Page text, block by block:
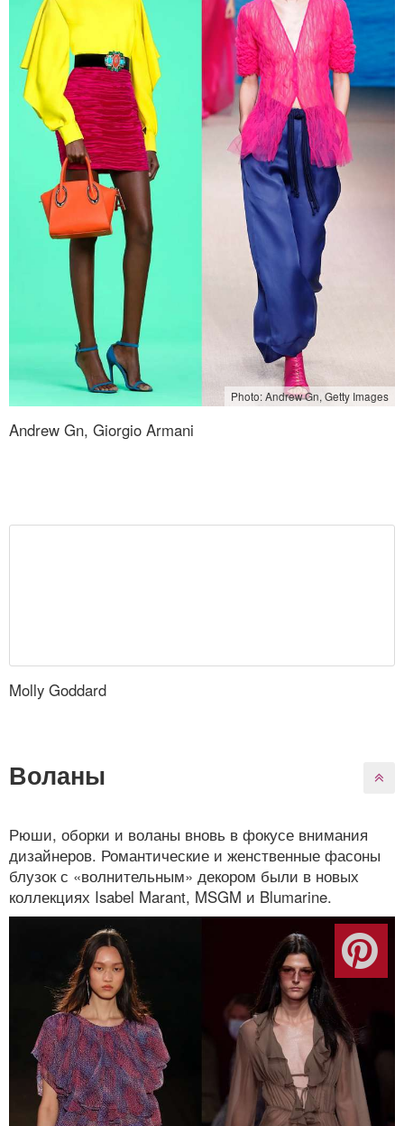
Photo: Andrew Gn, Getty Images
Andrew Gn, Giorgio Armani
Molly Goddard
Воланы
Рюши, оборки и воланы вновь в фокусе внимания
дизайнеров. Романтические и женственные фасоны
блузок с «волнительным» декором были в новых
коллекциях Isabel Marant, MSGM и Blumarine.